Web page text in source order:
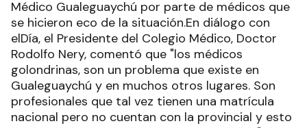
Médico Gualeguaychú por parte de médicos que
se hicieron eco de la situación.En diálogo con
elDía, el Presidente del Colegio Médico, Doctor
Rodolfo Nery, comentó que "los médicos
golondrinas, son un problema que existe en
Gualeguaychú y en muchos otros lugares. Son
profesionales que tal vez tienen una matrícula
nacional pero no cuentan con la provincial y esto